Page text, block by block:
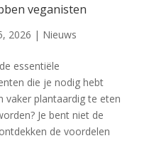
veganisten
2026 | Nieuws
essentiële
die je nodig hebt
vaker plantaardig te eten
Je bent niet de
de voordelen